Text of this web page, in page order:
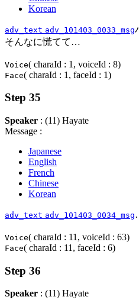
Korean
adv_text adv_101403_0033_msg
そんなに慌てて…
Voice( charaId : 1, voiceId : 8)
Face( charaId : 1, faceId : 1)
Step 35
Speaker : (11) Hayate
Message :
Japanese
English
French
Chinese
Korean
adv_text adv_101403_0034_msg
Voice( charaId : 11, voiceId : 63)
Face( charaId : 11, faceId : 6)
Step 36
Speaker : (11) Hayate